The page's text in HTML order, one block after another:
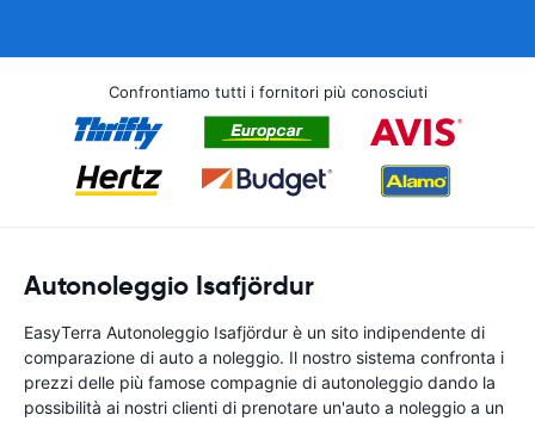
Confrontiamo tutti i fornitori più conosciuti
Autonoleggio Isafjördur
EasyTerra Autonoleggio Isafjördur è un sito indipendente di
comparazione di auto a noleggio. Il nostro sistema confronta i
prezzi delle più famose compagnie di autonoleggio dando la
possibilità ai nostri clienti di prenotare un'auto a noleggio a un